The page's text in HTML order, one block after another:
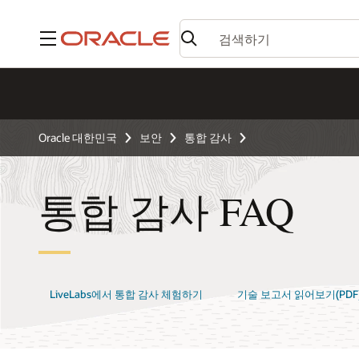
메뉴
Oracle 대한민국 보안 통합 감사
통합 감사 FAQ
LiveLabs에서 통합 감사 체험하기 기술 보고서 읽어보기